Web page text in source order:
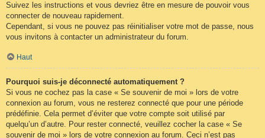
Suivez les instructions et vous devriez être en mesure de pouvoir vous
connecter de nouveau rapidement.
Cependant, si vous ne pouvez pas réinitialiser votre mot de passe, nous
vous invitons à contacter un administrateur du forum.
Haut
Pourquoi suis-je déconnecté automatiquement ?
Si vous ne cochez pas la case « Se souvenir de moi » lors de votre
connexion au forum, vous ne resterez connecté que pour une période
prédéfinie. Cela permet d’éviter que votre compte soit utilisé par
quelqu’un d’autre. Pour rester connecté, veuillez cocher la case « Se
souvenir de moi » lors de votre connexion au forum. Ceci n’est pas